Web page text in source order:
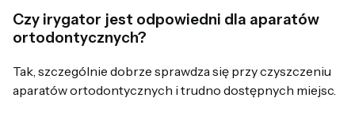
Czy irygator jest odpowiedni dla aparatów
ortodontycznych?
Tak, szczególnie dobrze sprawdza się przy czyszczeniu
aparatów ortodontycznych i trudno dostępnych miejsc.